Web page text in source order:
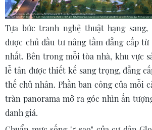
Tựa bức tranh nghệ thuật hạng
được chủ đầu tư nâng tầm đẳng cấp
nhất. Bên trong mỗi tòa nhà, khu vực
lễ tân được thiết kế sang trọng, đẳng
thế chủ nhân. Phần ban công của mỗi
tràn panorama mở ra góc nhìn ấn
danh giá.